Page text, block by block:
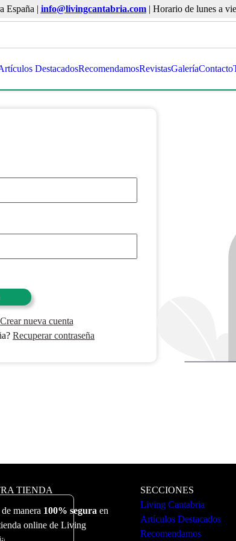
España | info@livingcantabria.com| Horario de lunes a
DestacadosRecomendamosRevistasGaleríaContacto
Crear nueva cuenta
Recuperar contraseña
TIENDA
manera 100% segura en
online de Living
SECCIONES
Living Cantabria
Artículos Destacados
Recomendamos
ver más